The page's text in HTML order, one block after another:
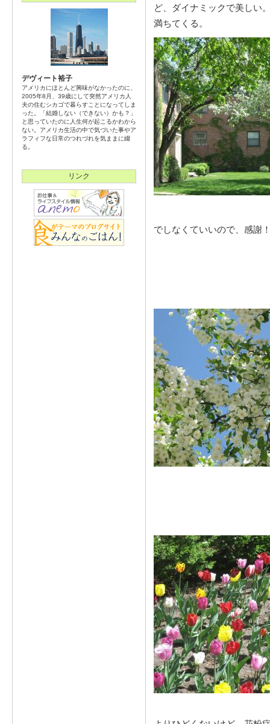
ど、ダイナミックで美しい
満ちてくる。
でしなくていいので、感謝
デヴィート裕子
アメリカにほとんど興味がなかったのに、
2005年8月、39歳にして突然アメリカ人
夫の住むシカゴで暮らすことになってしま
った。「結婚しない（できない）かも？」
と思っていたのに人生何が起こるかわから
ない。アメリカ生活の中で気づいた事やア
ラフィフな日常のつれづれを気ままに綴
る。
リンク